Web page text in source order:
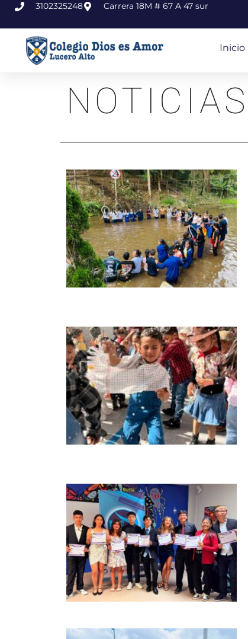
3102325248 Carrera 18M # 67 A 47 sur
Inicio
NOTICIAS